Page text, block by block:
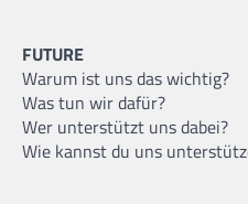
FUTURE
Warum ist uns das wichtig?
Was tun wir dafür?
Wer unterstützt uns dabei?
Wie kannst du uns